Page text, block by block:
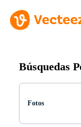
Búsquedas
Fotos